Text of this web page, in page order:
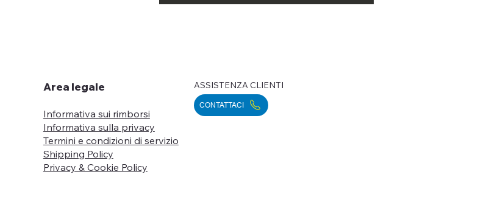
Area legale
Informativa sui rimborsi
Informativa sulla privacy
Termini e condizioni di servizio
Shipping Policy
Privacy & Cookie Policy
ASSISTENZA CLIENTI
CONTATTACI